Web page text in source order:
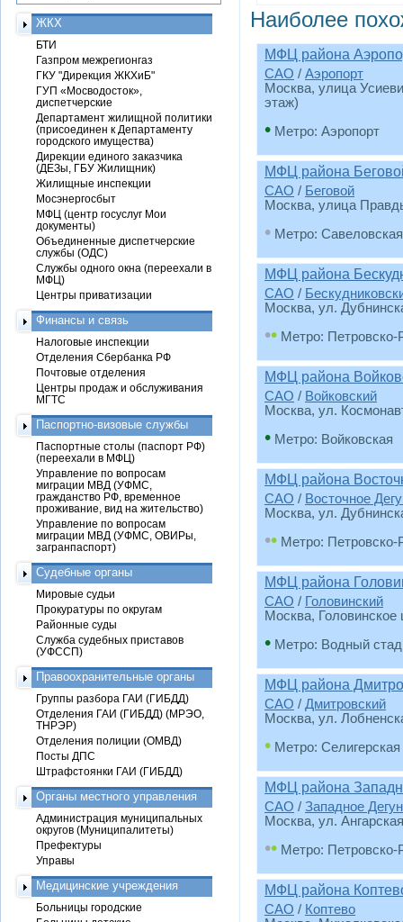
Наиболее
МФЦ района
САО / Аэропорт
Москва, улица
этаж)
• Метро: Аэропорт
МФЦ района
САО / Беговой
Москва, улица
• Метро: Савеловская
МФЦ района
САО /
Москва, ул.
•• Метро: Петровско-
МФЦ района
САО / Войковский
Москва, ул.
• Метро: Войковская
МФЦ района
САО / Восточное
Москва, ул.
•• Метро: Петровско-
МФЦ района
САО / Головинский
Москва,
• Метро: Водный
МФЦ района
САО / Дмитровский
Москва, ул.
• Метро: Селигерская
МФЦ района
САО / Западное
Москва, ул.
•• Метро: Петровско-
МФЦ района
САО / Коптево
ЖКХ
БТИ
Газпром межрегионгаз
ГКУ "Дирекция ЖКХиБ"
ГУП «Мосводосток»,
диспетчерские
Департамент жилищной политики
(присоединен к Департаменту
городского имущества)
Дирекции единого заказчика
(ДЕЗы, ГБУ Жилищник)
Жилищные инспекции
Мосэнергосбыт
МФЦ (центр госуслуг Мои
документы)
Объединенные диспетчерские
службы (ОДС)
Службы одного окна (переехали в
МФЦ)
Центры приватизации
Финансы и связь
Налоговые инспекции
Отделения Сбербанка РФ
Почтовые отделения
Центры продаж и обслуживания
МГТС
Паспортно-визовые службы
Паспортные столы (паспорт РФ)
(переехали в МФЦ)
Управление по вопросам
миграции МВД (УФМС,
гражданство РФ, временное
проживание, вид на жительство)
Управление по вопросам
миграции МВД (УФМС, ОВИРы,
загранпаспорт)
Судебные органы
Мировые судьи
Прокуратуры по округам
Районные суды
Служба судебных приставов
(УФССП)
Правоохранительные органы
Группы разбора ГАИ (ГИБДД)
Отделения ГАИ (ГИБДД) (МРЭО,
ТНРЭР)
Отделения полиции (ОМВД)
Посты ДПС
Штрафстоянки ГАИ (ГИБДД)
Органы местного управления
Администрация муниципальных
округов (Муниципалитеты)
Префектуры
Управы
Медицинские учреждения
Больницы городские